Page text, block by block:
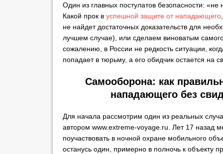
Один из главных постулатов безопасности:
Какой прок в успешной защите от нападающего
не найдет достаточных доказательств для
лучшем случае), или сделаем виноватым
сожалению, в России не редкость ситуации,
попадает в тюрьму, а его обидчик остается на
Самооборона: как
нападающего без
Для начала рассмотрим один из реальных
автором www.extreme-voyage.ru. Лет 17 назад
поучаствовать в ночной охране мобильного
останусь один, примерно в полночь к объекту